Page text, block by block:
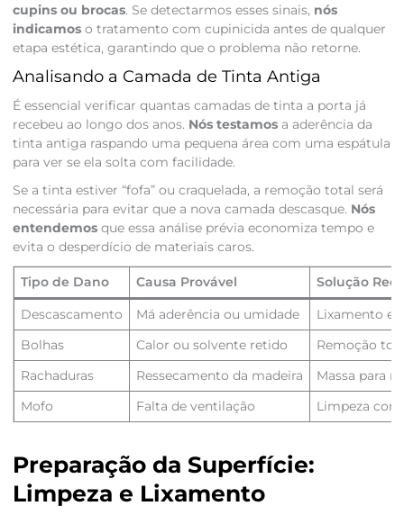
cupins ou brocas. Se detectarmos esses sinais, nós
indicamoso tratamento com cupinicida antes de qualquer
etapa estética, garantindo que o problema não retorne.
Analisando a Camada de Tinta Antiga
É essencial verificar quantas camadas de tinta a porta já
recebeu ao longo dos anos. Nós testamosa aderência da
tinta antiga raspando uma pequena área com uma espátula
para ver se ela solta com facilidade.
Se a tinta estiver “fofa” ou craquelada, a remoção total será
necessária para evitar que a nova camada descasque. Nós
entendemosque essa análise prévia economiza tempo e
evita o desperdício de materiais caros.
Tipo de Dano Causa Provável Solução
Descascamento Má aderência ou umidade Lixamento e
Bolhas Calor ou solvente retido Remoção
Rachaduras Ressecamento da madeira Massa para
Mofo Falta de ventilação Limpeza
Preparação da Superfície:
Limpeza e Lixamento